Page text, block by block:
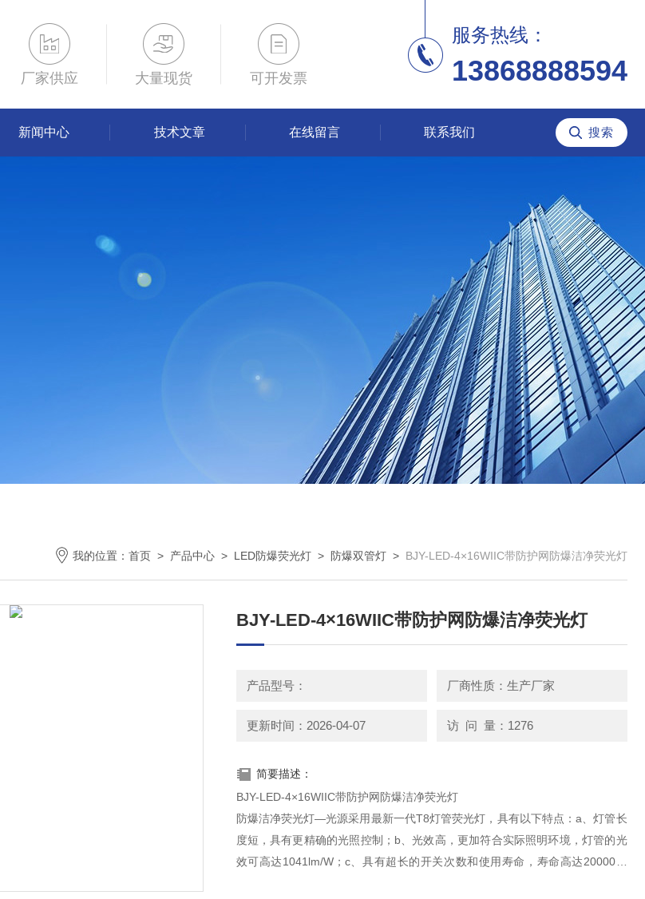
厂家供应 大量现货 可开发票
服务热线：
13868888594
新闻中心 技术文章 在线留言 联系我们
我的位置： 首页 > 产品中心 > LED防爆荧光灯 > 防爆双管灯 > BJY-LED-4×16WIIC带防护网防爆洁净荧光灯
BJY-LED-4×16WIIC带防护网防爆洁净荧光灯
产品型号： 厂商性质：生产厂家
更新时间：2026-04-07 访 问 量：1276
简要描述：
BJY-LED-4×16WIIC带防护网防爆洁净荧光灯
防爆洁净荧光灯—光源采用最新一代T8灯管荧光灯，具有以下特点：a、灯管长
度短，具有更精确的光照控制；b、光效高，更加符合实际照明环境，灯管的光
效可高达1041lm/W；c、具有超长的开关次数和使用寿命，寿命高达20000小